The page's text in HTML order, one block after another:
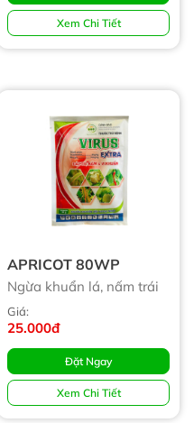
Xem Chi Tiết
APRICOT 80WP
Ngừa khuẩn lá, nấm trái
Giá:
25.000đ
Đặt Ngay
Xem Chi Tiết